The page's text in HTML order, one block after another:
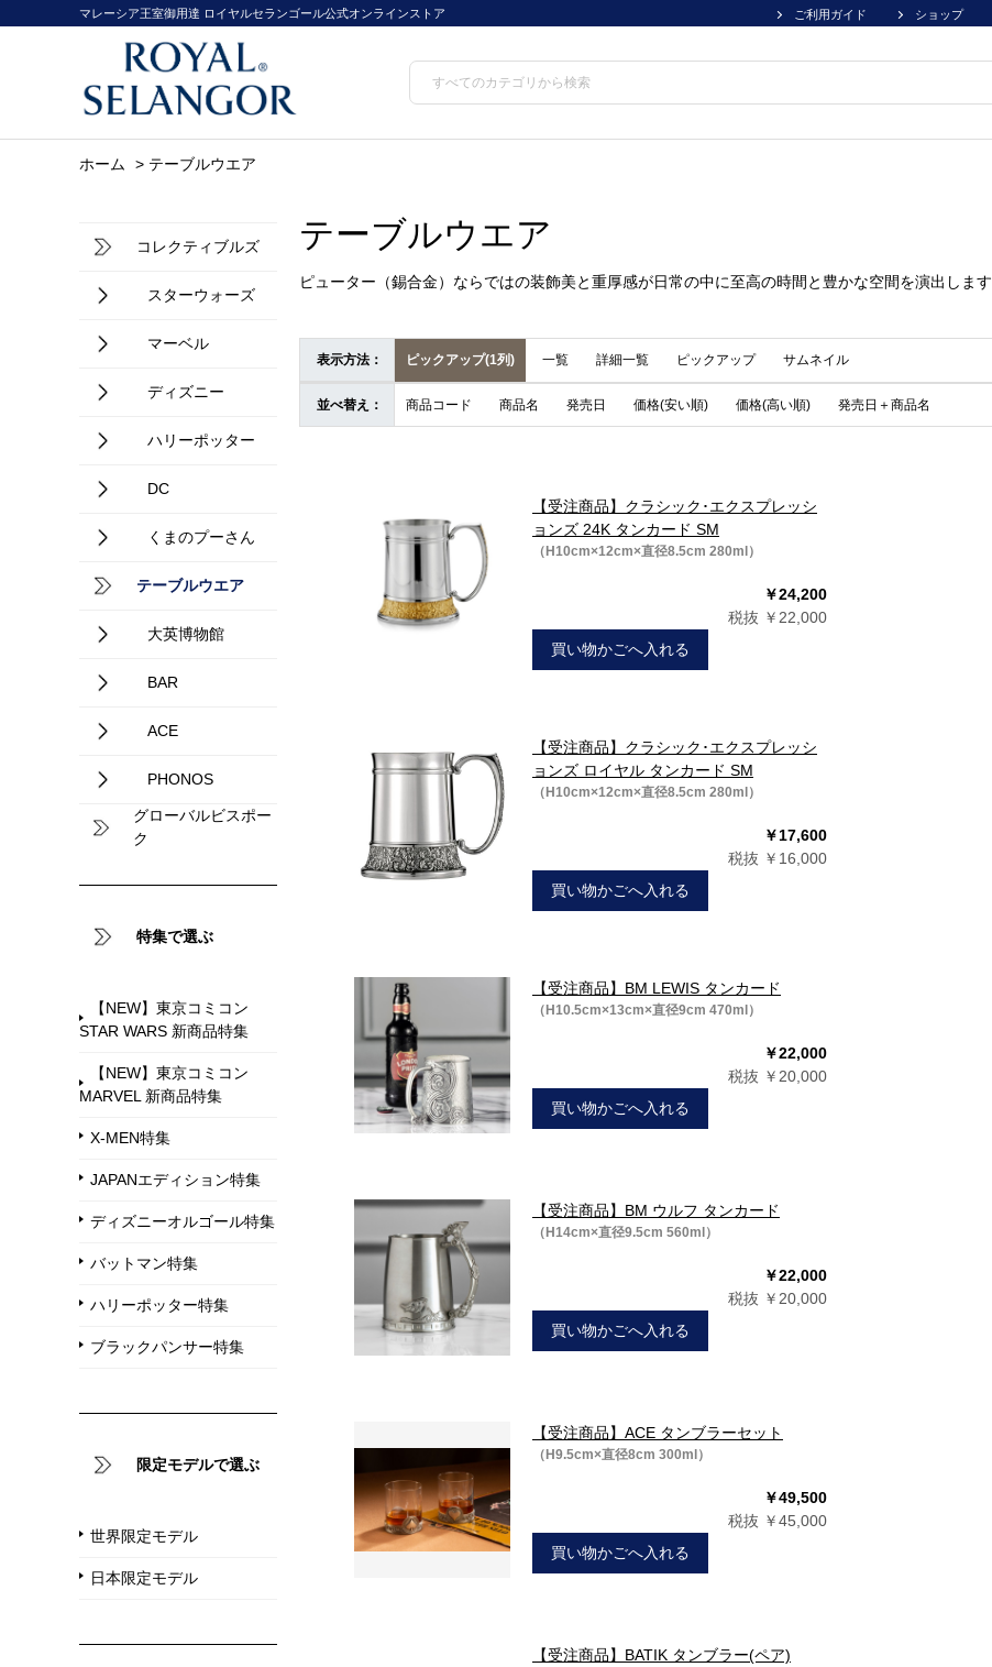
マレーシア王室御用達 ロイヤルセランゴール公式オンラインストア ご利用ガイド ショップ
ホーム > テーブルウエア
コレクティブルズ
スターウォーズ
マーベル
ディズニー
ハリーポッター
DC
くまのプーさん
テーブルウエア
大英博物館
BAR
ACE
PHONOS
グローバルビスポー
ク
特集で選ぶ
【NEW】東京コミコン
STAR WARS 新商品特集
【NEW】東京コミコン
MARVEL 新商品特集
X-MEN特集
JAPANエディション特集
ディズニーオルゴール特集
バットマン特集
ハリーポッター特集
ブラックパンサー特集
限定モデルで選ぶ
世界限定モデル
日本限定モデル
テーブルウエア
ピューター（錫合金）ならではの装飾美と重厚感が日常の中に至高の時間と豊かな空間を演出します
表示方法： ピックアップ(1列) 一覧 詳細一覧 ピックアップ サムネイル
並べ替え： 商品コード 商品名 発売日 価格(安い順) 価格(高い順) 発売日＋商品名
【受注商品】クラシック･エクスプレッシ
ョンズ 24K タンカード SM
（H10cm×12cm×直径8.5cm 280ml）
￥24,200
税抜 ￥22,000
買い物かごへ入れる
【受注商品】クラシック･エクスプレッシ
ョンズ ロイヤル タンカード SM
（H10cm×12cm×直径8.5cm 280ml）
￥17,600
税抜 ￥16,000
買い物かごへ入れる
【受注商品】BM LEWIS タンカード
（H10.5cm×13cm×直径9cm 470ml）
￥22,000
税抜 ￥20,000
買い物かごへ入れる
【受注商品】BM ウルフ タンカード
（H14cm×直径9.5cm 560ml）
￥22,000
税抜 ￥20,000
買い物かごへ入れる
【受注商品】ACE タンブラーセット
（H9.5cm×直径8cm 300ml）
￥49,500
税抜 ￥45,000
買い物かごへ入れる
【受注商品】BATIK タンブラー(ペア)